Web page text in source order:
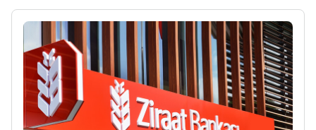
pencerede
açılacaktır)